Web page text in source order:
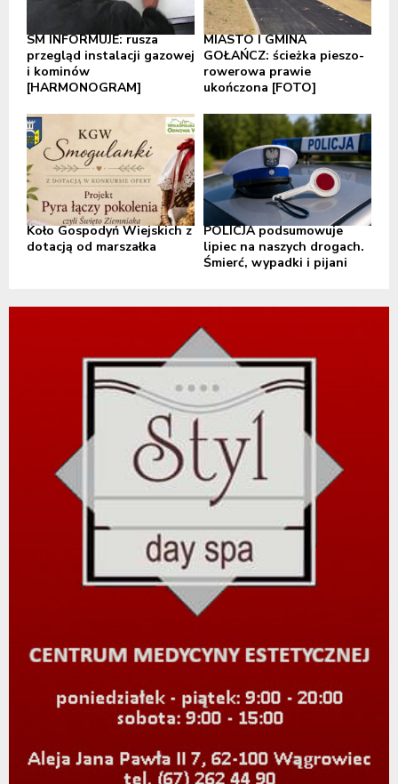
SM INFORMUJE: rusza
przegląd instalacji gazowej
i kominów
[HARMONOGRAM]
MIASTO I GMINA
GOŁAŃCZ: ścieżka pieszo-
rowerowa prawie
ukończona [FOTO]
Koło Gospodyń Wiejskich z
dotacją od marszałka
POLICJA podsumowuje
lipiec na naszych drogach.
Śmierć, wypadki i pijani